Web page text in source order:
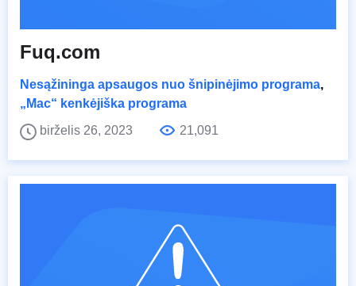
Fuq.com
Nesąžininga apsaugos nuo šnipinėjimo programa,
„Mac“ kenkėjiška programa
birželis 26, 2023
21,091